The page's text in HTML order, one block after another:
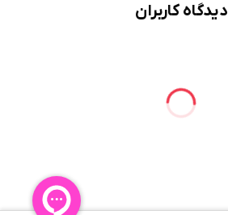
دیدگاه کاربران